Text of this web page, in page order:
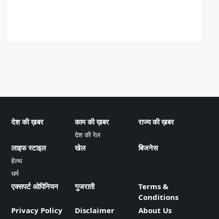
देश की ख़बर काम की ख़बर
देश की रेल
राज्य की ख़बर
लाइफ स्टाइल
हेल्थ
धर्म
खेल बिजनेस
एक्सपर्ट ओपिनियन गुजराती
Terms &
Conditions
Privacy Policy
Disclaimer About Us